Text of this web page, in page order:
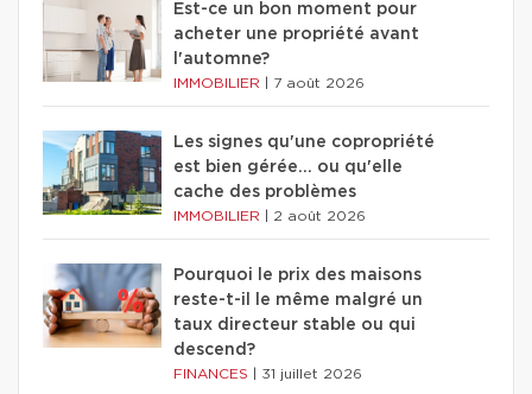
Est-ce un bon moment pour
acheter une propriété avant
l'automne?
IMMOBILIER 7 août 2026
Les signes qu'une copropriété
est bien gérée… ou qu'elle
cache des problèmes
IMMOBILIER 2 août 2026
Pourquoi le prix des maisons
reste-t-il le même malgré un
taux directeur stable ou qui
descend?
FINANCES 31 juillet 2026